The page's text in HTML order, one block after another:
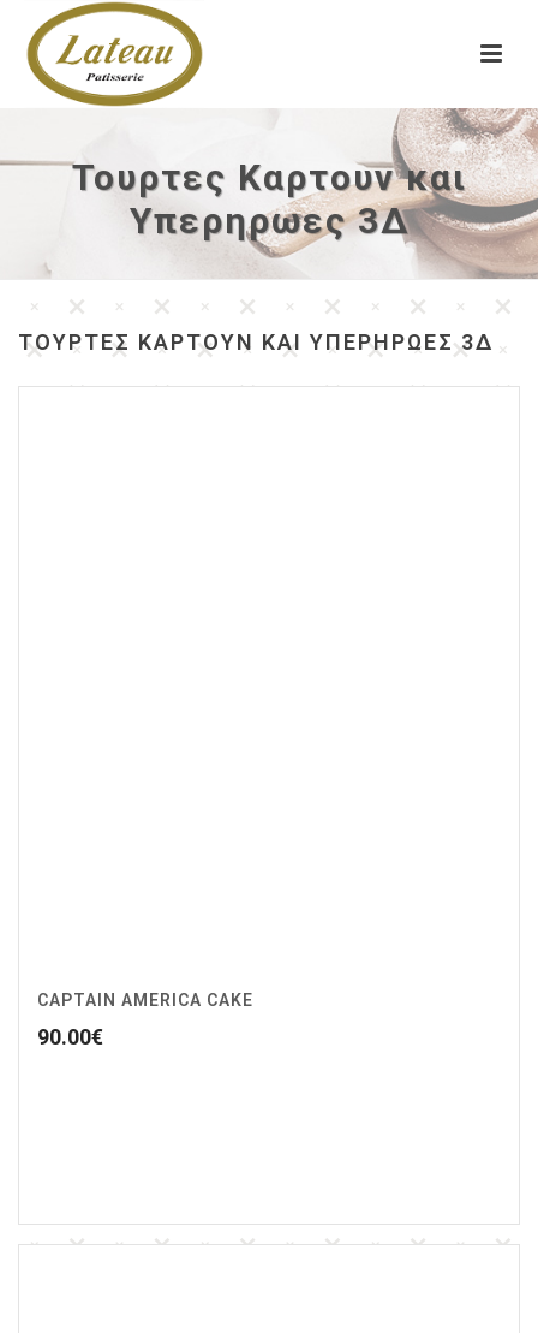
Τουρτες Καρτουν και
Υπερηρωες 3Δ
ΤΟΥΡΤΕΣ ΚΑΡΤΟΥΝ ΚΑΙ ΥΠΕΡΗΡΩΕΣ 3Δ
CAPTAIN AMERICA CAKE
90.00€